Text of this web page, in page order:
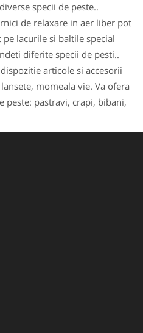
specii de peste..
de relaxare in aer liber pot
lacurile si baltile special
diferite specii de pesti..
articole si accesorii
momeala vie. Va ofera
peste: pastravi, crapi, bibani,